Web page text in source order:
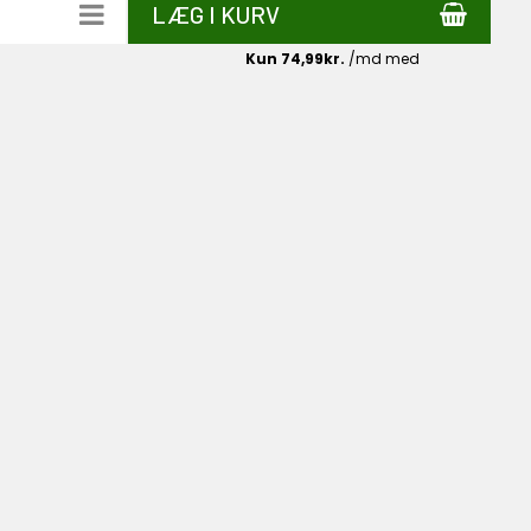
LÆG I KURV